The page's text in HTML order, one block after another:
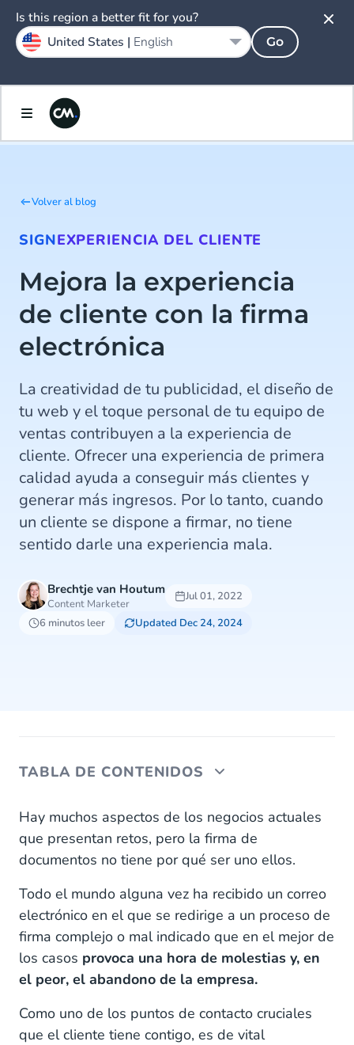
Volver al blog
SIGNEXPERIENCIA DEL CLIENTE
Mejora la experiencia
de cliente con la firma
electrónica
La creatividad de tu publicidad, el diseño de
tu web y el toque personal de tu equipo de
ventas contribuyen a la experiencia de
cliente. Ofrecer una experiencia de primera
calidad ayuda a conseguir más clientes y
generar más ingresos. Por lo tanto, cuando
un cliente se dispone a firmar, no tiene
sentido darle una experiencia mala.
Brechtje van Houtum
Content Marketer
Jul 01, 2022
6 minutos leer
Updated Dec 24, 2024
TABLA DE CONTENIDOS
La firma tradicional afecta a tu negocio
Mala experiencia del proceso de firma
Impacto medioambiental
Sostenibilidad
Seguridad y cumplimiento
Hay muchos aspectos de los negocios actuales
que presentan retos, pero la firma de
documentos no tiene por qué ser uno ellos.
Todo el mundo alguna vez ha recibido un correo
electrónico en el que se redirige a un proceso de
firma complejo o mal indicado que en el mejor de
los casos provoca una hora de molestias y, en
el peor, el abandono de la empresa.
Como uno de los puntos de contacto cruciales
que el cliente tiene contigo, es de vital
Is this region a better fit for you?
United States | English Go